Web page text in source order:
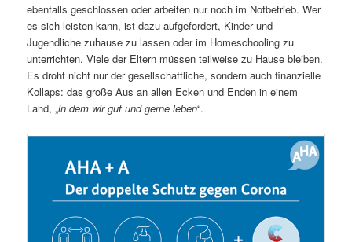
ebenfalls geschlossen oder arbeiten nur noch im Notbetrieb. Wer
es sich leisten kann, ist dazu aufgefordert, Kinder und
Jugendliche zuhause zu lassen oder im Homeschooling zu
unterrichten. Viele der Eltern müssen teilweise zu Hause bleiben.
Es droht nicht nur der gesellschaftliche, sondern auch finanzielle
Kollaps: das große Aus an allen Ecken und Enden in einem
Land, „in dem wir gut und gerne leben“.